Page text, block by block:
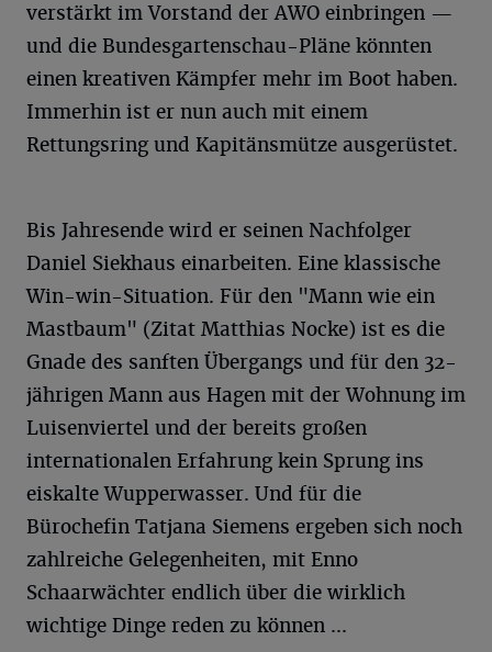
verstärkt im Vorstand der AWO einbringen —
und die Bundesgartenschau-Pläne könnten
einen kreativen Kämpfer mehr im Boot haben.
Immerhin ist er nun auch mit einem
Rettungsring und Kapitänsmütze ausgerüstet.
Bis Jahresende wird er seinen Nachfolger
Daniel Siekhaus einarbeiten. Eine klassische
Win-win-Situation. Für den "Mann wie ein
Mastbaum" (Zitat Matthias Nocke) ist es die
Gnade des sanften Übergangs und für den 32-
jährigen Mann aus Hagen mit der Wohnung im
Luisenviertel und der bereits großen
internationalen Erfahrung kein Sprung ins
eiskalte Wupperwasser. Und für die
Bürochefin Tatjana Siemens ergeben sich noch
zahlreiche Gelegenheiten, mit Enno
Schaarwächter endlich über die wirklich
wichtige Dinge reden zu können ...